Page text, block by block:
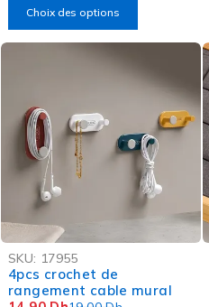
Choix des options
SKU: 17955
4pcs crochet de
rangement cable mural